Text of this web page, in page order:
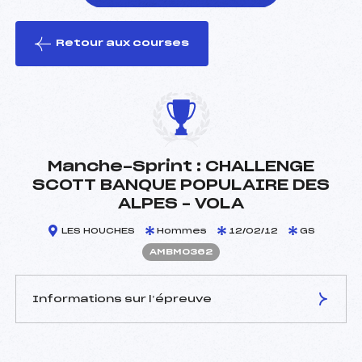
le ski
Retour aux courses
Manche-Sprint : CHALLENGE
SCOTT BANQUE POPULAIRE DES
ALPES – VOLA
LES HOUCHES Hommes 12/02/12 GS
AMBM0362
Informations sur l’épreuve